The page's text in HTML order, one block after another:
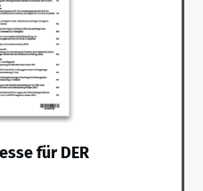
für DER